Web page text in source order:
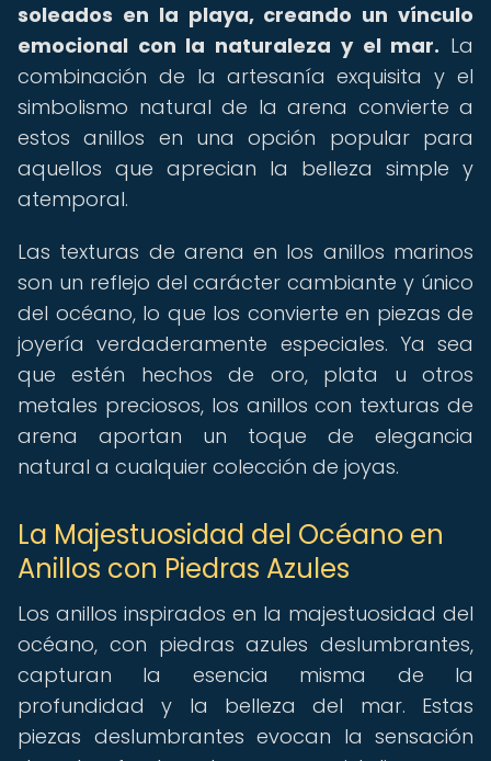
soleados en la playa, creando un vínculo
emocional con la naturaleza y el mar. La
combinación de la artesanía exquisita y el
simbolismo natural de la arena convierte a
estos anillos en una opción popular para
aquellos que aprecian la belleza simple y
atemporal.
Las texturas de arena en los anillos marinos
son un reflejo del carácter cambiante y único
del océano, lo que los convierte en piezas de
joyería verdaderamente especiales. Ya sea
que estén hechos de oro, plata u otros
metales preciosos, los anillos con texturas de
arena aportan un toque de elegancia
natural a cualquier colección de joyas.
La Majestuosidad del Océano en
Anillos con Piedras Azules
Los anillos inspirados en la majestuosidad del
océano, con piedras azules deslumbrantes,
capturan la esencia misma de la
profundidad y la belleza del mar. Estas
piezas deslumbrantes evocan la sensación